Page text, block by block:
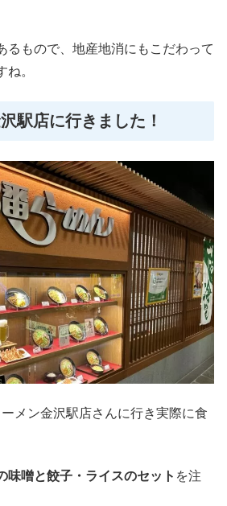
るもので、地産地消にもこだわって
。
駅店に行きました！
メン金沢駅店さんに行き実際に食
味噌と餃子・ライスのセット を注